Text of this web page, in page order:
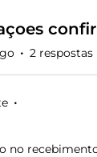
2 respostas
no